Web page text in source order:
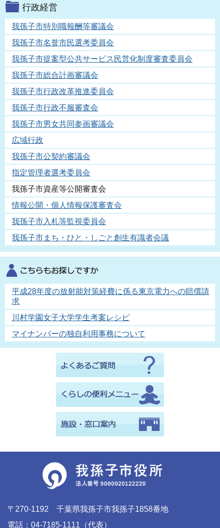
行政経営
我孫子市特別職報酬等審議会
我孫子市名誉市民選考委員会
我孫子市提案型公共サービス民営化制度審査委員会
我孫子市総合計画審議会
我孫子市行政改革推進委員会
我孫子市行政不服審査会
我孫子市男女共同参画審議会
広域行政
我孫子市公契約審議会
指定管理者選考委員会
我孫子市資産等公開審査会
情報公開・個人情報保護審査会
我孫子市入札等監視委員会
我孫子市まち・ひと・しごと創生有識者会議
平成28年度の放射能対策経費に係る東京電力への賠償請
求
川村学園女子大学学生考案レシピ
マイナンバーの独自利用事務について
〒270-1192 千葉県我孫子市我孫子1858番地
電話：04-7185-1111（代表）